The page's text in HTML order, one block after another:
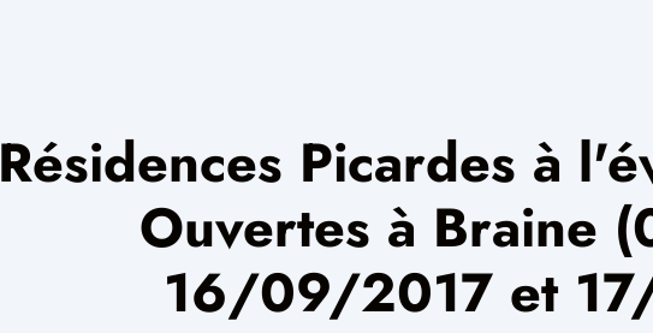
Résidences Picardes à
Ouvertes à Braine
16/09/2017 et